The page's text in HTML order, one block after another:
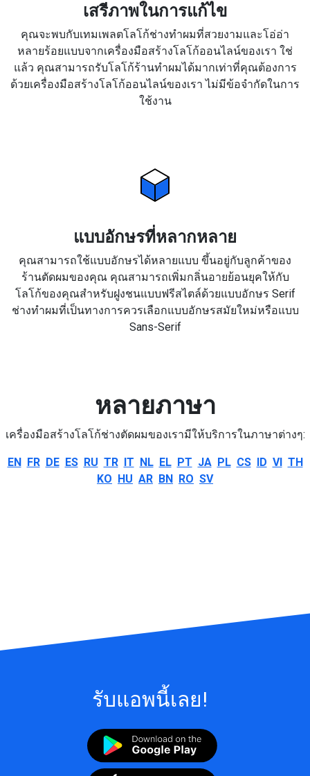
เสรีภาพในการแก้ไข
คุณจะพบกับเทมเพลตโลโก้ช่างทำผมที่สวยงามและโอ่อ่า
หลายร้อยแบบจากเครื่องมือสร้างโลโก้ออนไลน์ของเรา ใช่
แล้ว คุณสามารถรับโลโก้ร้านทำผมได้มากเท่าที่คุณต้องการ
ด้วยเครื่องมือสร้างโลโก้ออนไลน์ของเรา ไม่มีข้อจำกัดในการ
ใช้งาน
แบบอักษรที่หลากหลาย
คุณสามารถใช้แบบอักษรได้หลายแบบ ขึ้นอยู่กับลูกค้าของ
ร้านตัดผมของคุณ คุณสามารถเพิ่มกลิ่นอายย้อนยุคให้กับ
โลโก้ของคุณสำหรับฝูงชนแบบฟรีสไตล์ด้วยแบบอักษร Serif
ช่างทำผมที่เป็นทางการควรเลือกแบบอักษรสมัยใหม่หรือแบบ
Sans-Serif
หลายภาษา
เครื่องมือสร้างโลโก้ช่างตัดผมของเรามีให้บริการในภาษาต่างๆ:
EN FR DE ES RU TR IT NL EL PT JA PL CS ID VI TH
KO HU AR BN RO SV
รับแอพนี้เลย!